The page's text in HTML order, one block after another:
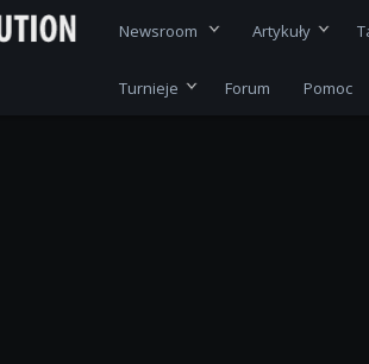
Newsroom Artykuły
Turnieje Forum Pomoc